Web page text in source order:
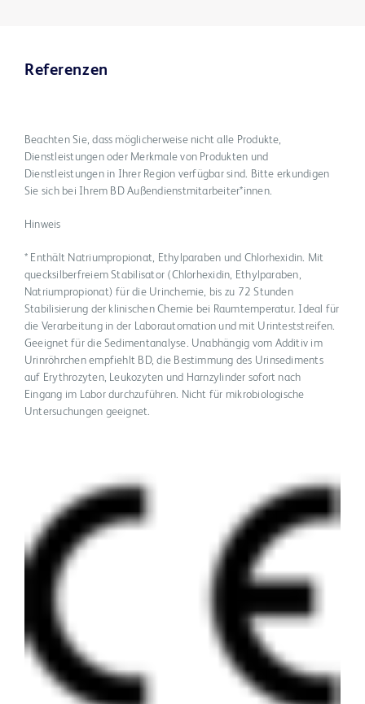
Referenzen
Beachten Sie, dass möglicherweise nicht alle Produkte,
Dienstleistungen oder Merkmale von Produkten und
Dienstleistungen in Ihrer Region verfügbar sind. Bitte erkundigen
Sie sich bei Ihrem BD Außendienstmitarbeiter*innen.
Hinweis
* Enthält Natriumpropionat, Ethylparaben und Chlorhexidin. Mit
quecksilberfreiem Stabilisator (Chlorhexidin, Ethylparaben,
Natriumpropionat) für die Urinchemie, bis zu 72 Stunden
Stabilisierung der klinischen Chemie bei Raumtemperatur. Ideal für
die Verarbeitung in der Laborautomation und mit Urinteststreifen.
Geeignet für die Sedimentanalyse. Unabhängig vom Additiv im
Urinröhrchen empfiehlt BD, die Bestimmung des Urinsediments
auf Erythrozyten, Leukozyten und Harnzylinder sofort nach
Eingang im Labor durchzuführen. Nicht für mikrobiologische
Untersuchungen geeignet.